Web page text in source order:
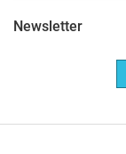
Newsletter